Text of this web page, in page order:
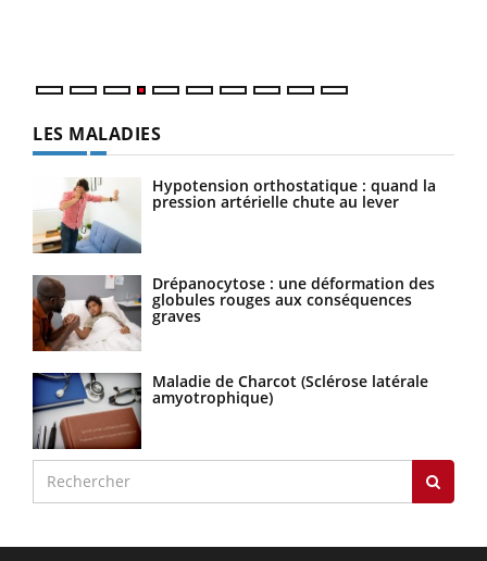
LES MALADIES
Hypotension orthostatique : quand la
pression artérielle chute au lever
Drépanocytose : une déformation des
globules rouges aux conséquences
graves
Maladie de Charcot (Sclérose latérale
amyotrophique)